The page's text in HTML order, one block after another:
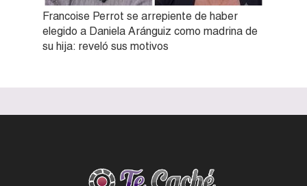
Francoise Perrot se arrepiente de haber
elegido a Daniela Aránguiz como madrina de
su hija: reveló sus motivos